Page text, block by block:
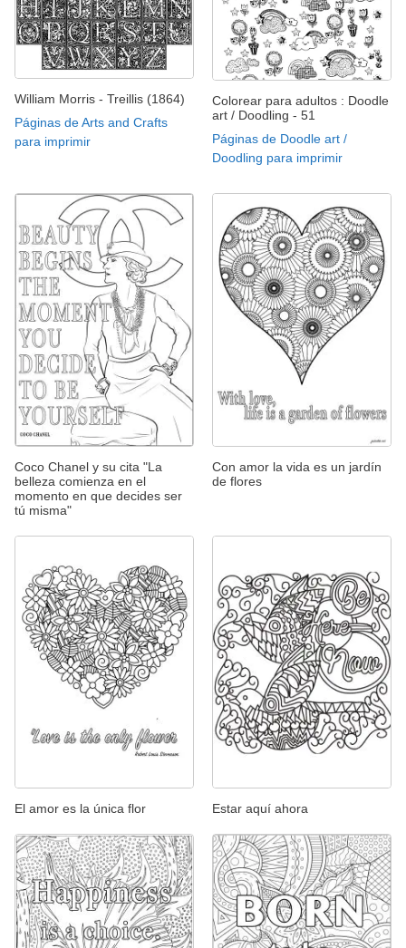
William Morris - Treillis (1864)
Páginas de Arts and Crafts
para imprimir
Colorear para adultos : Doodle
art / Doodling - 51
Páginas de Doodle art /
Doodling para imprimir
Coco Chanel y su cita "La
belleza comienza en el
momento en que decides ser
tú misma"
Con amor la vida es un jardín
de flores
El amor es la única flor Estar aquí ahora